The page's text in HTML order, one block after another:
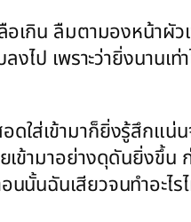
เกิน ลืมตามองหน้าผั
ไป เพราะว่ายิ่งนานเ
ใส่เข้ามาก็ยิ่งรู้สึกแน่
ข้ามาอย่างดุดันยิ่งขึ้น
นั้นฉันเสียวจนทำอะไ